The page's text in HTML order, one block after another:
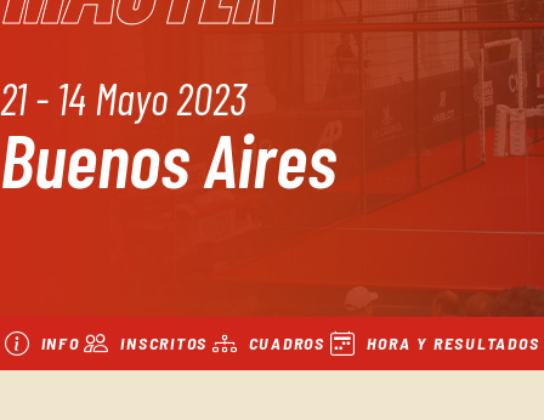
21 - 14 Mayo 2023
Buenos Aires
INFO INSCRITOS CUADROS HORA Y RESULTADOS